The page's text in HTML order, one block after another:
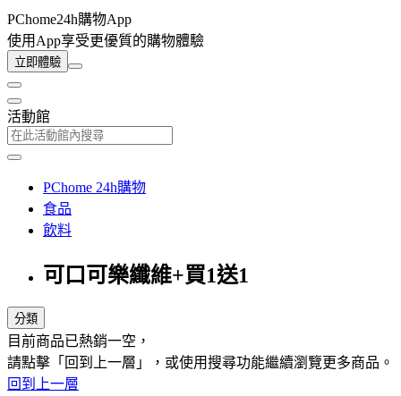
PChome24h購物App
使用App享受更優質的購物體驗
立即體驗
活動館
PChome 24h購物
食品
飲料
可口可樂纖維+買1送1
分類
目前商品已熱銷一空，
請點擊「回到上一層」，或使用搜尋功能繼續瀏覽更多商品。
回到上一層